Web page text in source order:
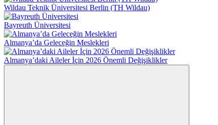
Wildau Teknik Üniversitesi Berlin (TH Wildau)
Bayreuth Üniversitesi
Almanya’da Geleceğin Meslekleri
Almanya’daki Aileler İçin 2026 Önemli Değişiklikler